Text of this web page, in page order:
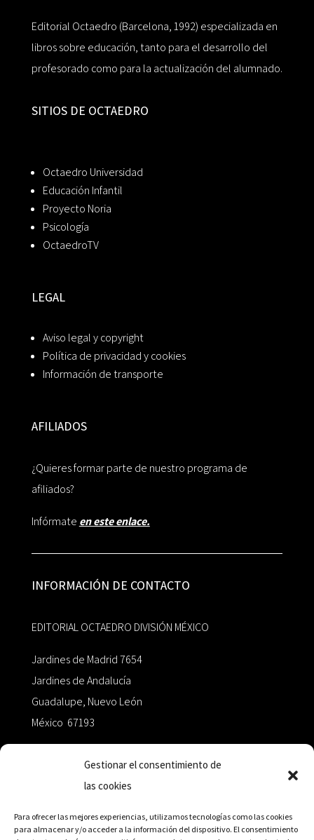
Gestionar el consentimiento de
las cookies
Para ofrecer las mejores experiencias, utilizamos tecnologías como las cookies
para almacenar y/o acceder a la información del dispositivo. El consentimiento
Editorial Octaedro (Barcelona, 1992) especializada en
libros sobre educación, tanto para el desarrollo del
profesorado como para la actualización del alumnado.
SITIOS DE OCTAEDRO
Octaedro Universidad
Educación Infantil
Proyecto Noria
Psicología
OctaedroTV
LEGAL
Aviso legal y copyright
Política de privacidad y cookies
Información de transporte
AFILIADOS
¿Quieres formar parte de nuestro programa de
afiliados?
Infórmate en este enlace.
INFORMACIÓN DE CONTACTO
EDITORIAL OCTAEDRO DIVISIÓN MÉXICO
Jardines de Madrid 7654
Jardines de Andalucía
Guadalupe, Nuevo León
México 67193
+52 811.499.5638